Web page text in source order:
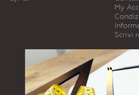
My
Scrivi